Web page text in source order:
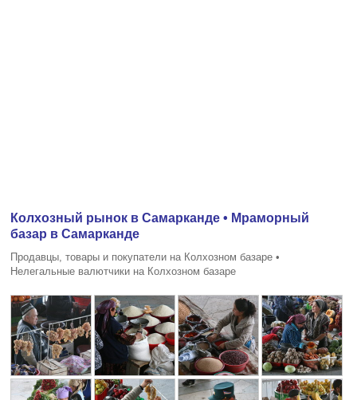
Колхозный рынок в Самарканде • Мраморный
базар в Самарканде
Продавцы, товары и покупатели на Колхозном базаре •
Нелегальные валютчики на Колхозном базаре